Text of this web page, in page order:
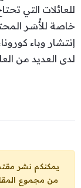
للعائلات التي
خاصة للأُسَر
إنتشار وباء
لدى العديد من
من مجموع